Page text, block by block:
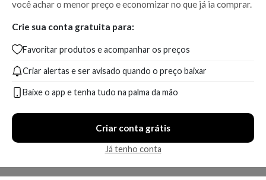
você achar o menor preço e economizar no que já ia comprar.
Crie sua conta gratuita para:
Favoritar produtos e acompanhar os preços
Criar alertas e ser avisado quando o preço baixar
Baixe o app e tenha tudo na palma da mão
Criar conta grátis
Já tenho conta